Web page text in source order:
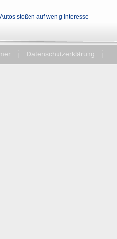
stoßen auf wenig Interesse
Datenschutzerklärung